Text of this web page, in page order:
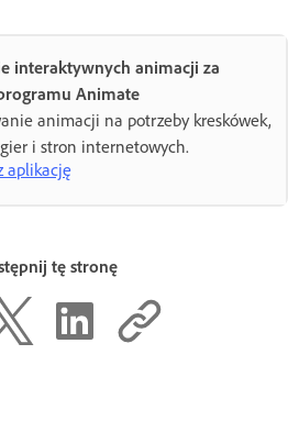
interaktywnych animacji za
Animate
animacji na potrzeby kreskówek,
i stron internetowych.
aplikację
tę stronę